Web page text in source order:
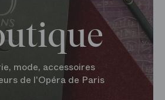
mode, accessoires
de l'Opéra de Paris